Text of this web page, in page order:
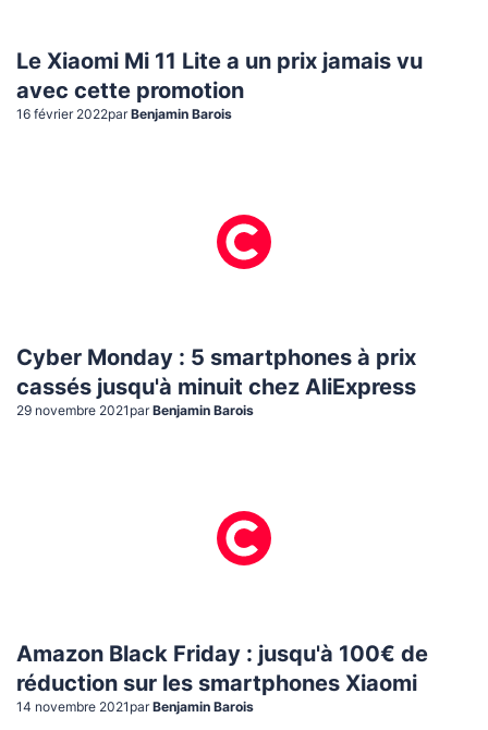
Le Xiaomi Mi 11 Lite a un prix jamais vu
avec cette promotion
16 février 2022par Benjamin Barois
Cyber Monday : 5 smartphones à prix
cassés jusqu'à minuit chez AliExpress
29 novembre 2021 par Benjamin Barois
Amazon Black Friday : jusqu'à 100€ de
réduction sur les smartphones Xiaomi
14 novembre 2021 par Benjamin Barois